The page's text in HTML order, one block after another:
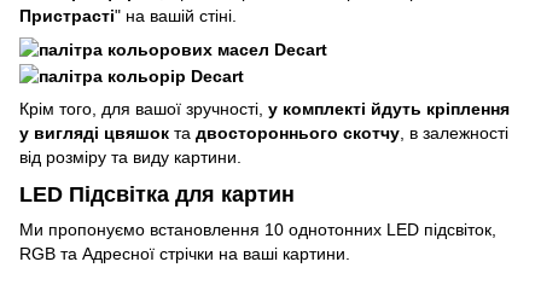
Пристрасті" на вашій стіні.
Крім того, для вашої зручності, у комплекті йдуть кріплення
у вигляді цвяшок та двостороннього скотчу , в залежності
від розміру та виду картини.
LED Підсвітка для картин
Ми пропонуємо встановлення 10 однотонних LED підсвіток,
RGB та Адресної стрічки на ваші картини.